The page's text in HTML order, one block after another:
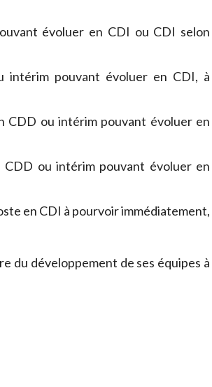
évoluer en CDI ou CDI selon
intérim pouvant évoluer en CDI, à
CDD ou intérim pouvant évoluer en
ou intérim pouvant évoluer en
en CDI à pourvoir immédiatement,
du développement de ses équipes à